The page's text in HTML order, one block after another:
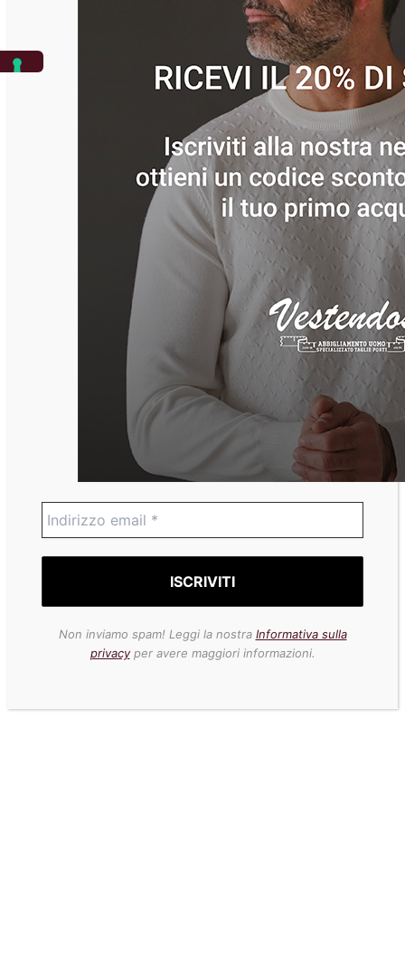
Non inviamo spam! Leggi la nostra Informativa sulla
privacyper avere maggiori informazioni.